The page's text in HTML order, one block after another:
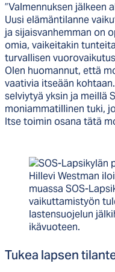
”Valmennuksen jälkeen
Uusi elämäntilanne
ja sijaisvanhemman on
omia, vaikeitakin
turvallisen
Olen huomannut, että
vaativia itseään
selviytyä yksin ja meillä
moniammatillinen tuki,
Itse toimin osana tätä
Hillevi Westman
muassa SOS-
vaikuttamistyön
lastensuojelun
ikävuoteen.
Tu­kea lap­sen